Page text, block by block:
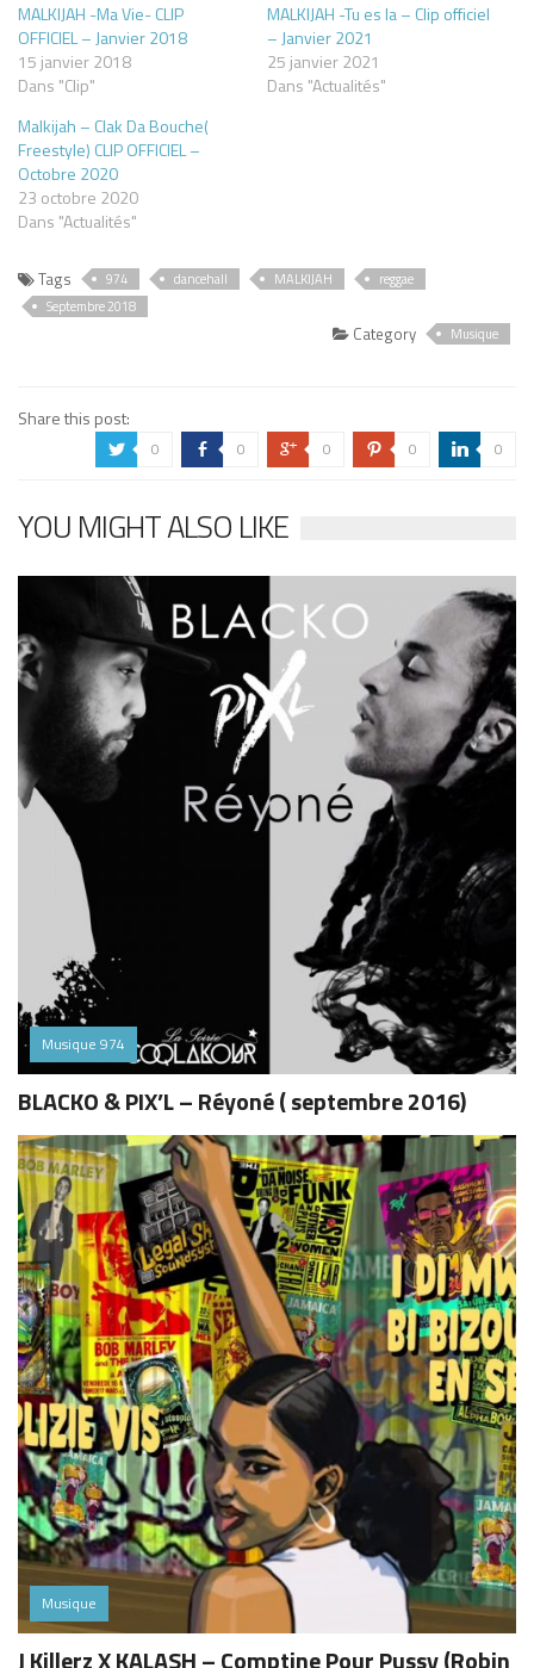
MALKIJAH -Ma Vie- CLIP
OFFICIEL – Janvier 2018
15 janvier 2018
Dans "Clip"
MALKIJAH -Tu es la – Clip officiel
– Janvier 2021
25 janvier 2021
Dans "Actualités"
Malkijah – Clak Da Bouche(
Freestyle) CLIP OFFICIEL –
Octobre 2020
23 octobre 2020
Dans "Actualités"
Tags 974 dancehall MALKIJAH
reggae
Septembre 2018
Category Musique
Share this post:
a 0 b 0 c 0 d 0 j 0
YOU MIGHT ALSO LIKE
Musique 974
BLACKO & PIX’L – Réyoné ( septembre 2016)
Musique
J Killerz X KALASH – Comptine Pour Pussy (Robin